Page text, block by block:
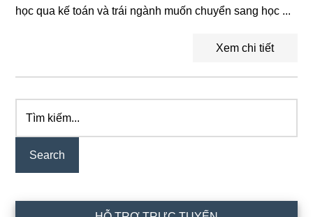
học qua kế toán và trái ngành muốn chuyển sang học ...
Xem chi tiết
Primary
Sidebar
kiếm...